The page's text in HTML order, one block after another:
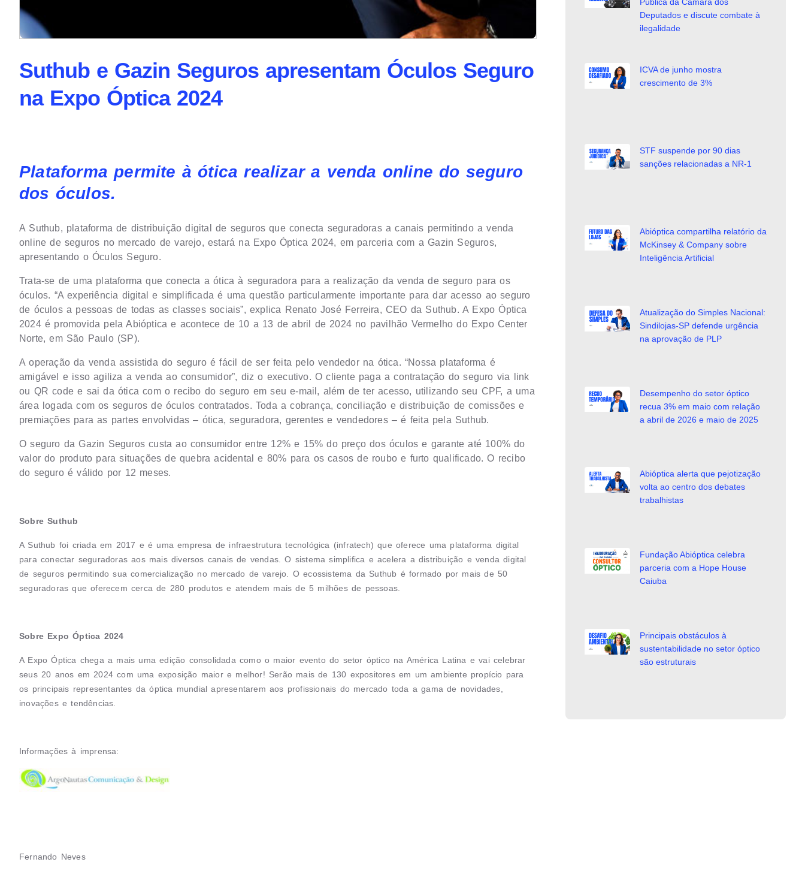
Suthub e Gazin Seguros apresentam Óculos Seguro
na Expo Óptica 2024
Plataforma permite à ótica realizar a venda online do seguro
dos óculos.
A Suthub, plataforma de distribuição digital de seguros que conecta seguradoras a canais permitindo a venda
online de seguros no mercado de varejo, estará na Expo Óptica 2024, em parceria com a Gazin Seguros,
apresentando o Óculos Seguro.
Trata-se de uma plataforma que conecta a ótica à seguradora para a realização da venda de seguro para os
óculos. “A experiência digital e simplificada é uma questão particularmente importante para dar acesso ao seguro
de óculos a pessoas de todas as classes sociais”, explica Renato José Ferreira, CEO da Suthub. A Expo Óptica
2024 é promovida pela Abióptica e acontece de 10 a 13 de abril de 2024 no pavilhão Vermelho do Expo Center
Norte, em São Paulo (SP).
A operação da venda assistida do seguro é fácil de ser feita pelo vendedor na ótica. “Nossa plataforma é
amigável e isso agiliza a venda ao consumidor”, diz o executivo. O cliente paga a contratação do seguro via link
ou QR code e sai da ótica com o recibo do seguro em seu e-mail, além de ter acesso, utilizando seu CPF, a uma
área logada com os seguros de óculos contratados. Toda a cobrança, conciliação e distribuição de comissões e
premiações para as partes envolvidas – ótica, seguradora, gerentes e vendedores – é feita pela Suthub.
O seguro da Gazin Seguros custa ao consumidor entre 12% e 15% do preço dos óculos e garante até 100% do
valor do produto para situações de quebra acidental e 80% para os casos de roubo e furto qualificado. O recibo
do seguro é válido por 12 meses.
Sobre Suthub
A Suthub foi criada em 2017 e é uma empresa de infraestrutura tecnológica (infratech) que oferece uma plataforma digital
para conectar seguradoras aos mais diversos canais de vendas. O sistema simplifica e acelera a distribuição e venda digital
de seguros permitindo sua comercialização no mercado de varejo. O ecossistema da Suthub é formado por mais de 50
seguradoras que oferecem cerca de 280 produtos e atendem mais de 5 milhões de pessoas.
Sobre Expo Óptica 2024
A Expo Óptica chega a mais uma edição consolidada como o maior evento do setor óptico na América Latina e vai celebrar
seus 20 anos em 2024 com uma exposição maior e melhor! Serão mais de 130 expositores em um ambiente propício para
os principais representantes da óptica mundial apresentarem aos profissionais do mercado toda a gama de novidades,
inovações e tendências.
Informações à imprensa:
Fernando Neves
Pública da Câmara dos
Deputados e discute combate à
ilegalidade
ICVA de junho mostra
crescimento de 3%
STF suspende por 90 dias
sanções relacionadas a NR-1
Abióptica compartilha relatório da
McKinsey & Company sobre
Inteligência Artificial
Atualização do Simples Nacional:
Sindilojas-SP defende urgência
na aprovação de PLP
Desempenho do setor óptico
recua 3% em maio com relação
a abril de 2026 e maio de 2025
Abióptica alerta que pejotização
volta ao centro dos debates
trabalhistas
Fundação Abióptica celebra
parceria com a Hope House
Caiuba
Principais obstáculos à
sustentabilidade no setor óptico
são estruturais